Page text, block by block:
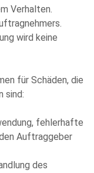
Verhalten.
wird keine
für Schäden, die
sind:
fehlerhafte
Auftraggeber
des